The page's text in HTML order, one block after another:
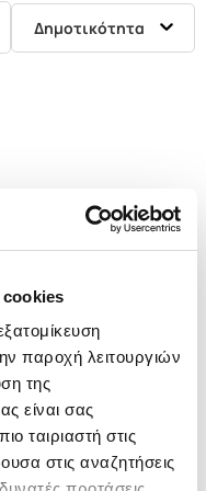
cookies
παροχή λειτουργιών
της
είναι σας
ταιριαστή στις
στις αναζητήσεις
Δημοτικότητα